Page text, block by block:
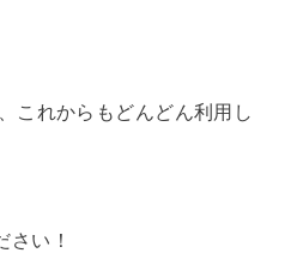
これからもどんどん利用し
さい！